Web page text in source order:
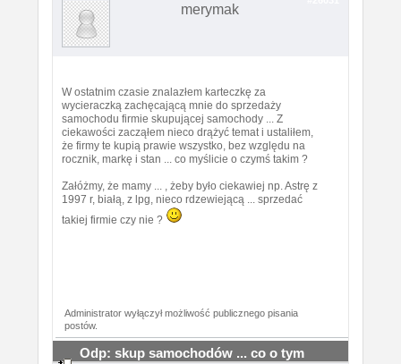
merymak
W ostatnim czasie znalazłem karteczkę za
wycieraczką zachęcającą mnie do sprzedaży
samochodu firmie skupującej samochody ... Z
ciekawości zacząłem nieco drążyć temat i ustaliłem,
że firmy te kupią prawie wszystko, bez względu na
rocznik, markę i stan ... co myślicie o czymś takim ?
Załóżmy, że mamy ... , żeby było ciekawiej np. Astrę z
1997 r, białą, z lpg, nieco rdzewiejącą ... sprzedać
takiej firmie czy nie ?
Administrator wyłączył możliwość publicznego pisania
postów.
Odp: skup samochodów ... co o tym